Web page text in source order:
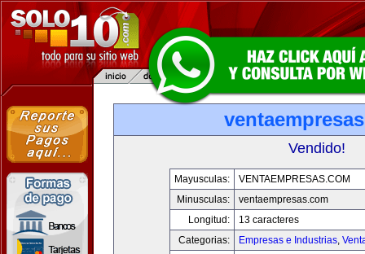
Vendido!
Mayusculas:
VENTAEMPRESAS.COM
Minusculas:
ventaempresas.com
Longitud:
13 caracteres
Categorias:
Empresas e Industrias,